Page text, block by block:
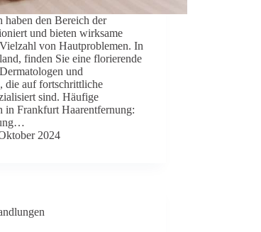
haben den Bereich der
und bieten wirksame
von Hautproblemen. In
finden Sie eine florierende
und
die auf fortschrittliche
sind. Häufige
in Frankfurt Haarentfernung:
2024